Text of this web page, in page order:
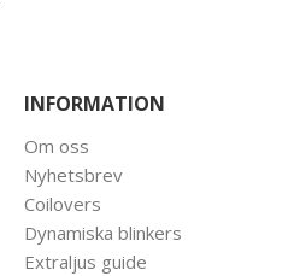
INFORMATION
Om oss
Nyhetsbrev
Coilovers
Dynamiska blinkers
Extraljus guide